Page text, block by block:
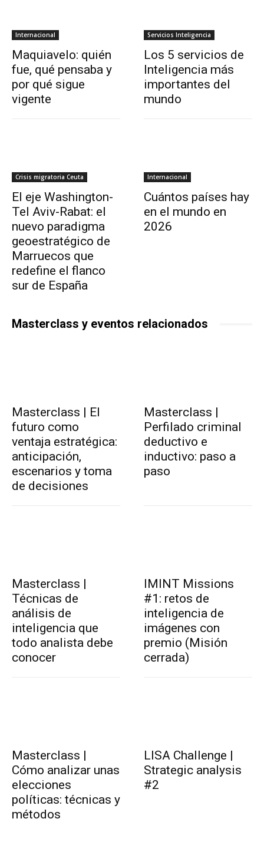
Internacional
Maquiavelo: quién
fue, qué pensaba y
por qué sigue
vigente
Servicios Inteligencia
Los 5 servicios de
Inteligencia más
importantes del
mundo
Crisis migratoria Ceuta
El eje Washington-
Tel Aviv-Rabat: el
nuevo paradigma
geoestratégico de
Marruecos que
redefine el flanco
sur de España
Internacional
Cuántos países hay
en el mundo en
2026
Masterclass y eventos relacionados
Masterclass | El
futuro como
ventaja estratégica:
anticipación,
escenarios y toma
de decisiones
Masterclass |
Perfilado criminal
deductivo e
inductivo: paso a
paso
Masterclass |
Técnicas de
análisis de
inteligencia que
todo analista debe
conocer
IMINT Missions
#1: retos de
inteligencia de
imágenes con
premio (Misión
cerrada)
Masterclass |
Cómo analizar unas
elecciones
políticas: técnicas y
métodos
LISA Challenge |
Strategic analysis
#2